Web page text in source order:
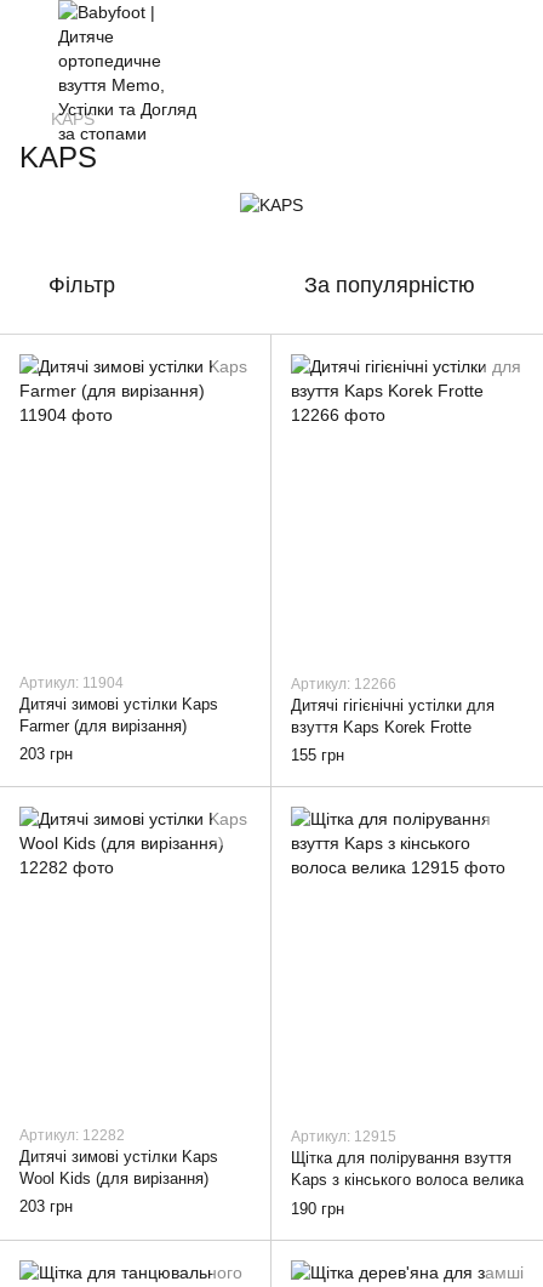
KAPS
KAPS
Фільтр За популярністю
Артикул: 11904
Дитячі зимові устілки Kaps
Farmer (для вирізання)
203 грн
Артикул: 12266
Дитячі гігієнічні устілки для
взуття Kaps Korek Frotte
155 грн
Артикул: 12282
Дитячі зимові устілки Kaps
Wool Kids (для вирізання)
203 грн
Артикул: 12915
Щітка для полірування взуття
Kaps з кінського волоса велика
190 грн